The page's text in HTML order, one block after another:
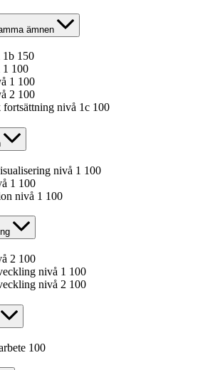
ämnen
1b 150
100
1 100
2 100
fortsättning nivå 1c 100
nivå 1 100
1 100
nivå 1 100
2 100
nivå 1 100
nivå 2 100
100